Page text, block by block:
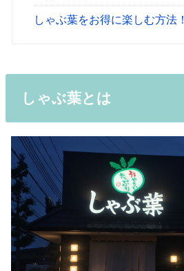
しゃぶ葉をお得に楽しむ方法！
しゃぶ葉とは